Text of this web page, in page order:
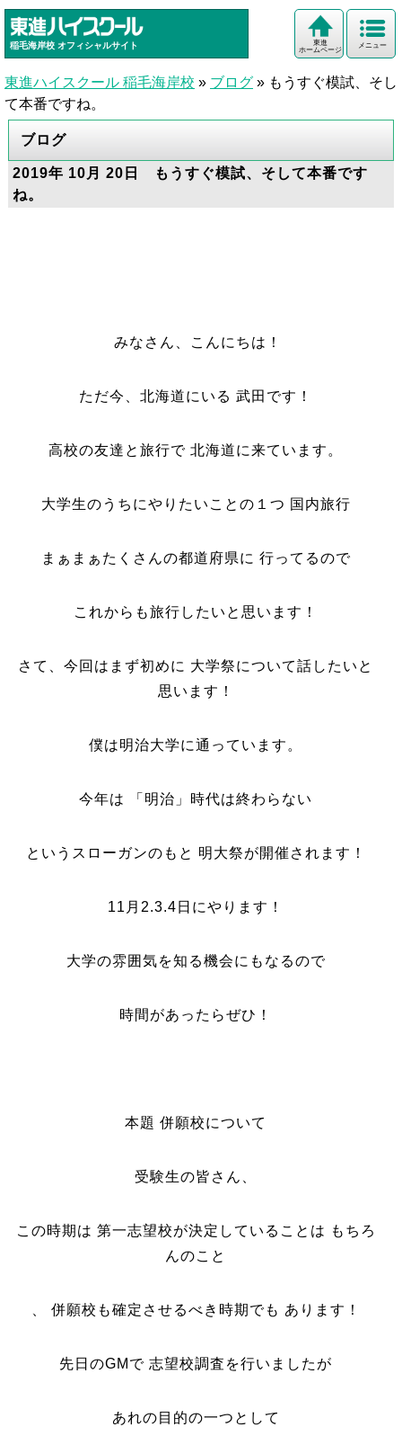
稲毛海岸校 オフィシャルサイト メニュー
東進
ホームページ
東進ハイスクール 稲毛海岸校 » ブログ » もうすぐ模試、そし
て本番ですね。
ブログ
2019年 10月 20日 もうすぐ模試、そして本番です
ね。
みなさん、こんにちは！
ただ今、北海道にいる 武田です！
高校の友達と旅行で 北海道に来ています。
大学生のうちにやりたいことの１つ 国内旅行
まぁまぁたくさんの都道府県に 行ってるので
これからも旅行したいと思います！
さて、今回はまず初めに 大学祭について話したいと
思います！
僕は明治大学に通っています。
今年は 「明治」時代は終わらない
というスローガンのもと 明大祭が開催されます！
11月2.3.4日にやります！
大学の雰囲気を知る機会にもなるので
時間があったらぜひ！
本題 併願校について
受験生の皆さん、
この時期は 第一志望校が決定していることは もちろ
んのこと
、 併願校も確定させるべき時期でも あります！
先日のGMで 志望校調査を行いましたが
あれの目的の一つとして